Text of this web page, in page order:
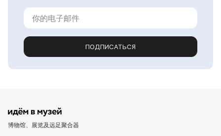
ПОДПИСАТЬСЯ
博物馆、展览及远足聚合器